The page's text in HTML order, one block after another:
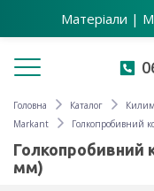
Матеріали |
Toggle navigation
Головна Каталог
Markant
Голкопробивний
Голкопробивний
мм)